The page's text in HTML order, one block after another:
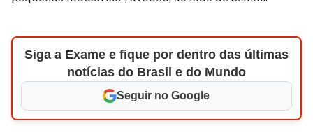
Siga a Exame e fique por dentro das últimas
notícias do Brasil e do Mundo
Seguir no Google